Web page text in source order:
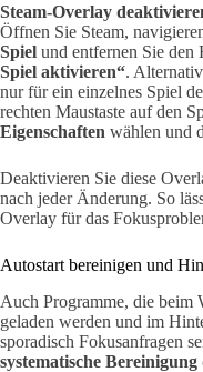
Steam-Overlay
Öffnen Sie Steam,
Spiel und entfernen Sie den
Spiel aktivieren“.
nur für ein einzelnes Spiel
rechten Maustaste auf den
Eigenschaften wählen und
Deaktivieren Sie diese
nach jeder Änderung. So
Overlay für das
Autostart bereinigen und
Auch Programme, die beim
geladen werden und im
sporadisch Fokusanfragen
systematische